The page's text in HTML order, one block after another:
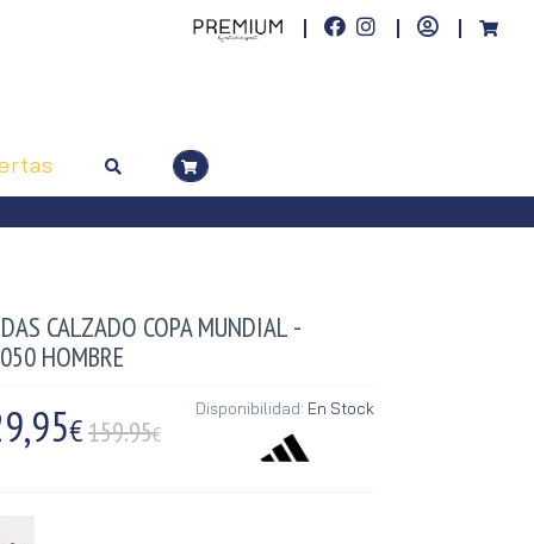
CALZADO COPA MUNDIAL -
HOMBRE
€159.95€
Disponibilidad: En Stock